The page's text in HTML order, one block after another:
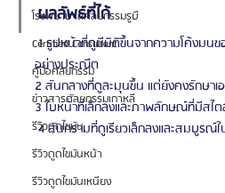
โรงพยาบาลศัลยกรรมรูบี
Certified Consultant
คู่มือศัลยกรรม
ข่าวสารศัลยกรรมเกาหลี
รีวิวดูดไขมัน
รีวิวดูดไขมันหน้า
รีวิวดูดไขมันเหนียง
ผลลัพธ์ที่ได้
1 รูปหน้าที่ดูมีมิติขึ้นจากความโค้งมน
อย่างประณีต
2 สันกลางที่ดูละมุนขึ้น แต่ยังคงรักษา
3 ใบหน้าที่เล็กลงและภาพลักษณ์ที่มีสไ
4 สันกรามที่ดูเรียวเล็กลงและสมบูรณ์